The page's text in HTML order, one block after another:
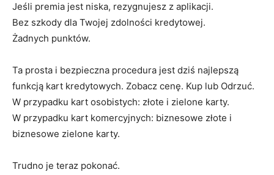
Jeśli premia jest niska, rezygnujesz z aplikacji.
Bez szkody dla Twojej zdolności kredytowej.
Żadnych punktów.
Ta prosta i bezpieczna procedura jest dziś najlepszą
funkcją kart kredytowych. Zobacz cenę. Kup lub Odrzuć.
W przypadku kart osobistych: złote i zielone karty.
W przypadku kart komercyjnych: biznesowe złote i
biznesowe zielone karty.
Trudno je teraz pokonać.